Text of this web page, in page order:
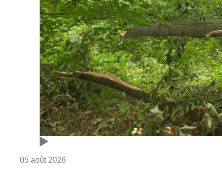
05 août 2026Consulter l'article "Sécheresse : attention
Augmentation de la taxe foncière :
quelles communes sont
concernées ?